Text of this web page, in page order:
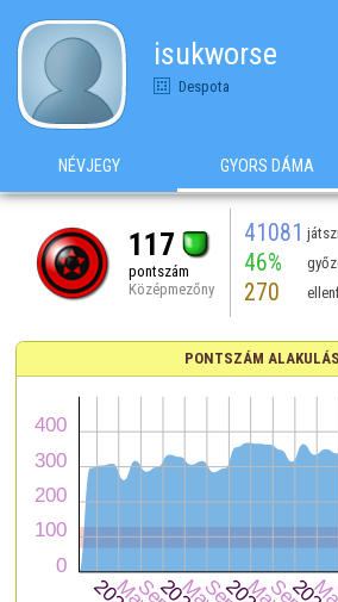
isukworse
Despota
NÉVJEGY GYORS DÁMA
117
pontszám
Középmezőny
41081
46%
270
PONTSZÁM